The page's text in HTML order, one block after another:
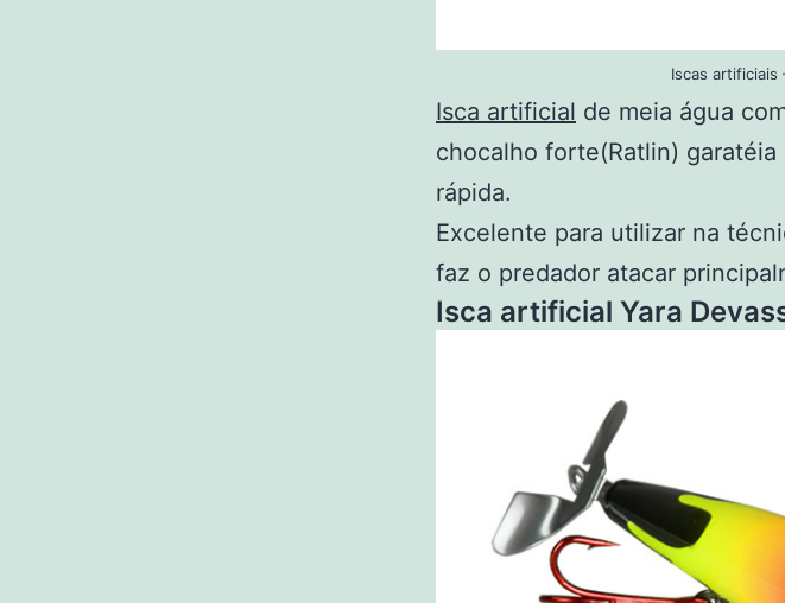
Iscas artificiais
Isca artificial de meia água
chocalho forte(Ratlin)
rápida.
Excelente para utilizar na
faz o predador atacar
Isca artificial Yara